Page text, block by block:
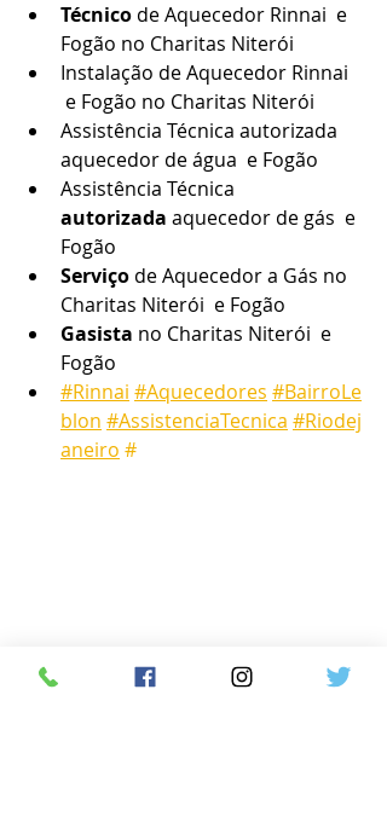
Técnico de Aquecedor Rinnai  e
Fogão no Charitas Niterói
Instalação de Aquecedor Rinnai
e Fogão no Charitas Niterói
Assistência Técnica autorizada
aquecedor de água  e Fogão
Assistência Técnica
autorizada aquecedor de gás  e
Fogão
Serviço de Aquecedor a Gás no
Charitas Niterói  e Fogão
Gasista no Charitas Niterói  e
Fogão
#Rinnai #Aquecedores #BairroLe
blon #AssistenciaTecnica #Riodej
aneiro #